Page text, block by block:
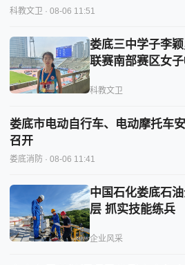
科教文卫 · 08-06 11:51
娄底三中学子李
联赛南部赛区女
科教文卫
娄底市电动自行车、电动摩托车
召开
娄底消防 · 08-06 11:41
中国石化娄底石
层 抓实技能练兵
企业风采